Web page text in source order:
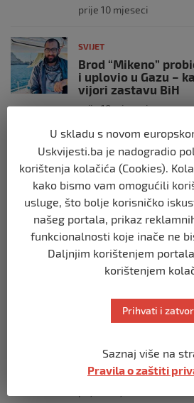
prije 10 mjeseci
SVIJET
Brod “Mikeno”
i uplovio u Gazu –
vijori zastavu BiH
prije 10 mjeseci
Opsadno stanje u
nekoliko
policijske snage na
prije 10 mjeseci
SVIJET
Putin: Spremni smo
Zapadu
Papa Lav XIV
ozbiljna nakon
Dohu
U skladu s novom
Uskvijesti.ba je nadogradio
korištenja kolačića (Cookies).
kako bismo vam omogućili
usluge, što bolje korisničko
našeg portala, prikaz
funkcionalnosti koje inače ne
Daljnjim korištenjem
korištenjem
Prihvati i
Saznaj više na
Pravila o zaštiti